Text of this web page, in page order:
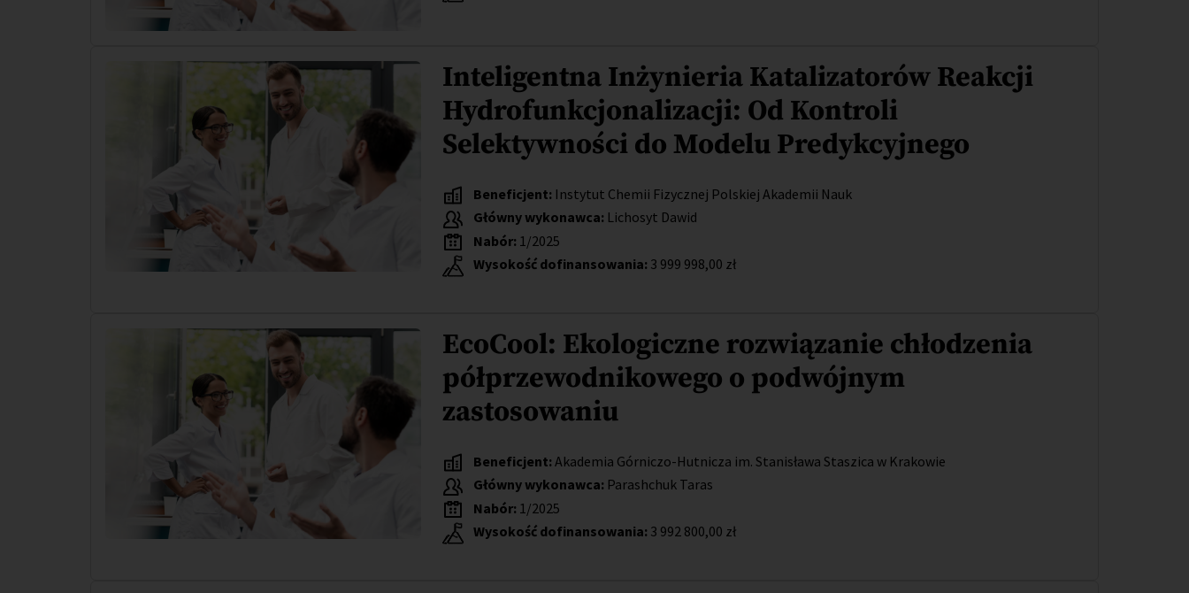
Inteligentna Inżynieria Katalizatorów Reakcji
Hydrofunkcjonalizacji: Od Kontroli
Selektywności do Modelu Predykcyjnego
Beneficjent: Instytut Chemii Fizycznej Polskiej Akademii Nauk
Główny wykonawca: Lichosyt Dawid
Nabór: 1/2025
Wysokość dofinansowania: 3 999 998,00 zł
EcoCool: Ekologiczne rozwiązanie chłodzenia
półprzewodnikowego o podwójnym
zastosowaniu
Beneficjent: Akademia Górniczo-Hutnicza im. Stanisława Staszica w Krakowie
Główny wykonawca: Parashchuk Taras
Nabór: 1/2025
Wysokość dofinansowania: 3 992 800,00 zł